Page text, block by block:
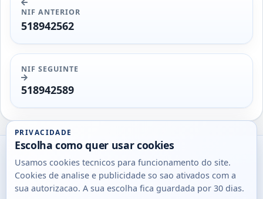
NIF ANTERIOR
518942562
NIF SEGUINTE
518942589
Utils
DB
Consultas
PRIVACIDADE
Escolha como quer usar cookies
Usamos cookies tecnicos para funcionamento do site.
Cookies de analise e publicidade so sao ativados com a
sua autorizacao. A sua escolha fica guardada por 30 dias.